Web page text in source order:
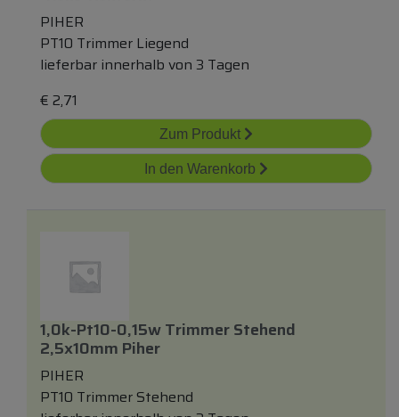
PIHER
PT10 Trimmer Liegend
lieferbar innerhalb von 3 Tagen
€ 2,71
Zum Produkt
In den Warenkorb
1,0k-Pt10-0,15w Trimmer Stehend
2,5x10mm Piher
PIHER
PT10 Trimmer Stehend